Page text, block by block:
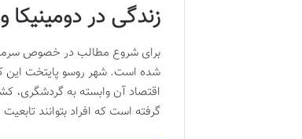
زندگی در دومینیکا
شده است. شهر روسو پایتخت این
اقتصاد آن وابسته به گردشگری،
گرفته است که افراد بتوانند